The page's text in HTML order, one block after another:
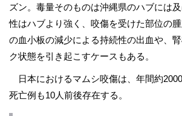
ズン。毒量そのものは沖縄県のハブには
性はハブより強く、咬傷を受けた部位の
の血小板の減少による持続性の出血や、
ク状態を引き起こすケースもある。
日本におけるマムシ咬傷は、年間約2000
死亡例も10人前後存在する。